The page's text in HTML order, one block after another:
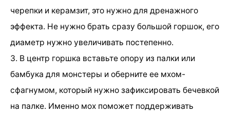
черепки и керамзит, это нужно для дренажного
эффекта. Не нужно брать сразу большой горшок, его
диаметр нужно увеличивать постепенно.
3. В центр горшка вставьте опору из палки или
бамбука для монстеры и оберните ее мхом-
сфагнумом, который нужно зафиксировать бечевкой
на палке. Именно мох поможет поддерживать